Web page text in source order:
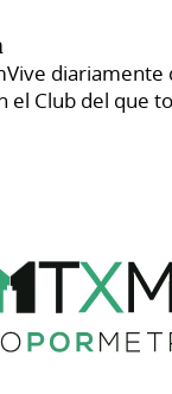
Vive diariamente
el Club del que